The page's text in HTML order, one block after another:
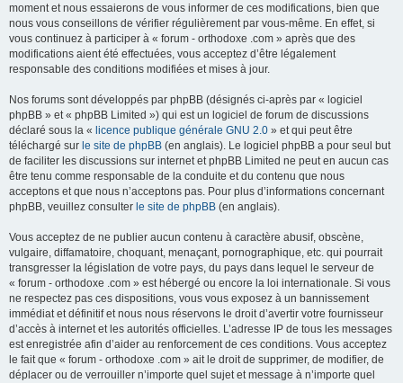
moment et nous essaierons de vous informer de ces modifications, bien que
nous vous conseillons de vérifier régulièrement par vous-même. En effet, si
vous continuez à participer à « forum - orthodoxe .com » après que des
modifications aient été effectuées, vous acceptez d’être légalement
responsable des conditions modifiées et mises à jour.
Nos forums sont développés par phpBB (désignés ci-après par « logiciel
phpBB » et « phpBB Limited ») qui est un logiciel de forum de discussions
déclaré sous la « licence publique générale GNU 2.0 » et qui peut être
téléchargé sur le site de phpBB (en anglais). Le logiciel phpBB a pour seul but
de faciliter les discussions sur internet et phpBB Limited ne peut en aucun cas
être tenu comme responsable de la conduite et du contenu que nous
acceptons et que nous n’acceptons pas. Pour plus d’informations concernant
phpBB, veuillez consulter le site de phpBB (en anglais).
Vous acceptez de ne publier aucun contenu à caractère abusif, obscène,
vulgaire, diffamatoire, choquant, menaçant, pornographique, etc. qui pourrait
transgresser la législation de votre pays, du pays dans lequel le serveur de
« forum - orthodoxe .com » est hébergé ou encore la loi internationale. Si vous
ne respectez pas ces dispositions, vous vous exposez à un bannissement
immédiat et définitif et nous nous réservons le droit d’avertir votre fournisseur
d’accès à internet et les autorités officielles. L’adresse IP de tous les messages
est enregistrée afin d’aider au renforcement de ces conditions. Vous acceptez
le fait que « forum - orthodoxe .com » ait le droit de supprimer, de modifier, de
déplacer ou de verrouiller n’importe quel sujet et message à n’importe quel